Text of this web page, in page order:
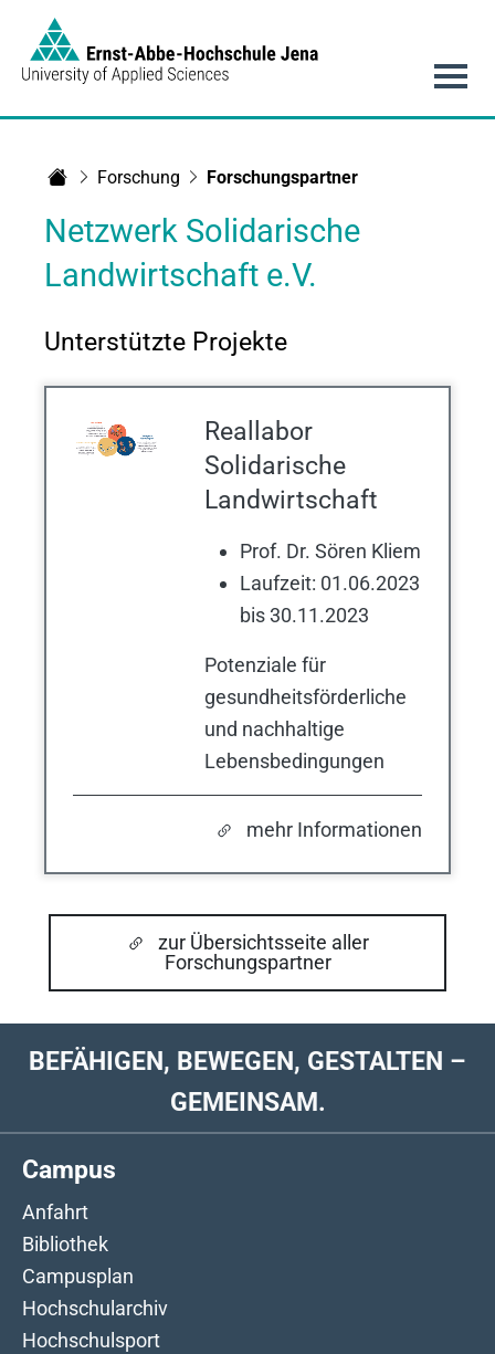
Forschung Forschungspartner
Netzwerk Solidarische
Landwirtschaft e.V.
Unterstützte Projekte
Reallabor
Solidarische
Landwirtschaft
Prof. Dr. Sören Kliem
Laufzeit: 01.06.2023
bis 30.11.2023
Potenziale für
gesundheitsförderliche
und nachhaltige
Lebensbedingungen
mehr Informationen
zur Übersichtsseite aller
Forschungspartner
BEFÄHIGEN, BEWEGEN, GESTALTEN –
GEMEINSAM.
Campus
Anfahrt
Bibliothek
Campusplan
Hochschularchiv
Hochschulsport